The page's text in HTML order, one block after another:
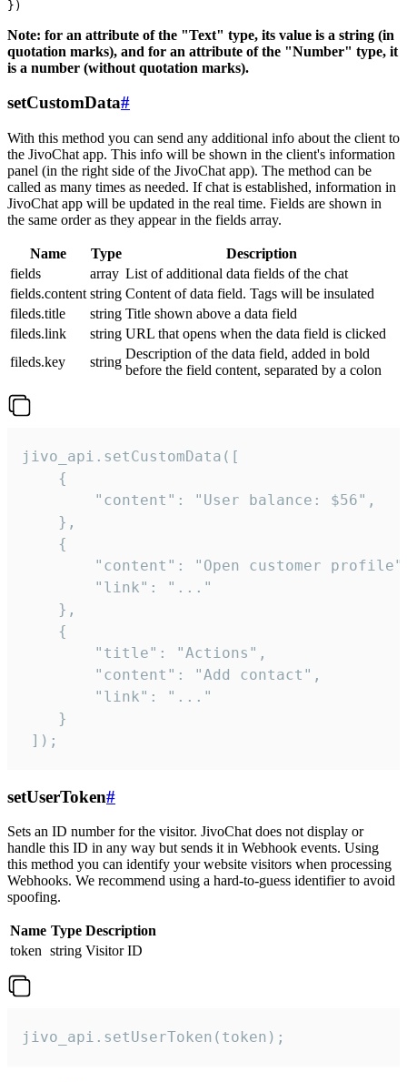
Note: for an attribute of the "Text" type, its value is a string (in
quotation marks), and for an attribute of the "Number" type, it
is a number (without quotation marks).
setCustomData#
With this method you can send any additional info about the client to
the JivoChat app. This info will be shown in the client's information
panel (in the right side of the JivoChat app). The method can be
called as many times as needed. If chat is established, information in
JivoChat app will be updated in the real time. Fields are shown in
the same order as they appear in the fields array.
Name Type
Description
fields
array List of additional data fields of the chat
fields.content string Content of data field. Tags will be insulated
fileds.title
string Title shown above a data field
fileds.link
string URL that opens when the data field is clicked
fileds.key
string
Description of the data field, added in bold
before the field content, separated by a colon
jivo_api.setCustomData([
    {
        "content": "User balance: $56",
    },
    {
"content": "Open customer
        "link": "..."
    },
    {
        "title": "Actions",
        "content": "Add contact",
        "link": "..."
    }
]);
setUserToken#
Sets an ID number for the visitor. JivoChat does not display or
handle this ID in any way but sends it in Webhook events. Using
this method you can identify your website visitors when processing
Webhooks. We recommend using a hard-to-guess identifier to avoid
spoofing.
Name Type Description
token string Visitor ID
jivo_api.setUserToken(token);